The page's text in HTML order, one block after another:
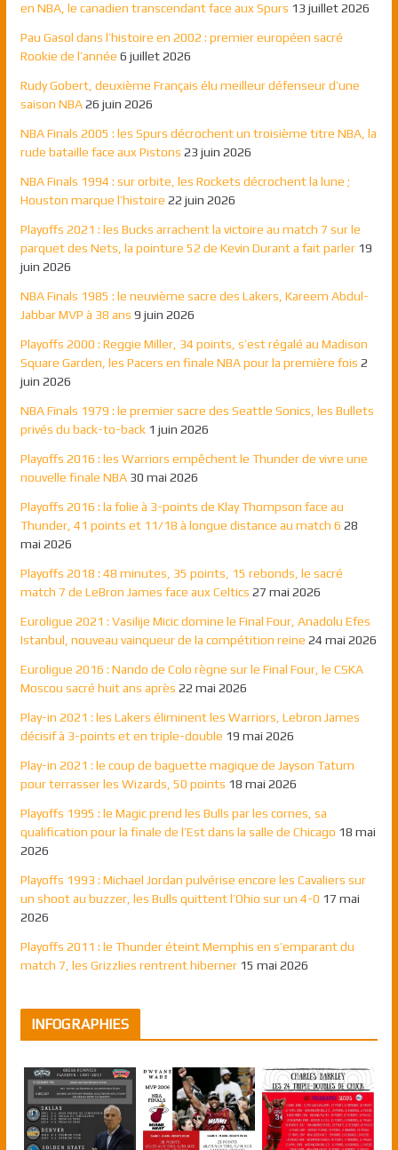
en NBA, le canadien transcendant face aux Spurs 13 juillet 2026
Pau Gasol dans l’histoire en 2002 : premier européen sacré
Rookie de l’année 6 juillet 2026
Rudy Gobert, deuxième Français élu meilleur défenseur d’une
saison NBA 26 juin 2026
NBA Finals 2005 : les Spurs décrochent un troisième titre NBA, la
rude bataille face aux Pistons 23 juin 2026
NBA Finals 1994 : sur orbite, les Rockets décrochent la lune ;
Houston marque l’histoire 22 juin 2026
Playoffs 2021 : les Bucks arrachent la victoire au match 7 sur le
parquet des Nets, la pointure 52 de Kevin Durant a fait parler 19
juin 2026
NBA Finals 1985 : le neuvième sacre des Lakers, Kareem Abdul-
Jabbar MVP à 38 ans 9 juin 2026
Playoffs 2000 : Reggie Miller, 34 points, s’est régalé au Madison
Square Garden, les Pacers en finale NBA pour la première fois 2
juin 2026
NBA Finals 1979 : le premier sacre des Seattle Sonics, les Bullets
privés du back-to-back 1 juin 2026
Playoffs 2016 : les Warriors empêchent le Thunder de vivre une
nouvelle finale NBA 30 mai 2026
Playoffs 2016 : la folie à 3-points de Klay Thompson face au
Thunder, 41 points et 11/18 à longue distance au match 6 28
mai 2026
Playoffs 2018 : 48 minutes, 35 points, 15 rebonds, le sacré
match 7 de LeBron James face aux Celtics 27 mai 2026
Euroligue 2021 : Vasilije Micic domine le Final Four, Anadolu Efes
Istanbul, nouveau vainqueur de la compétition reine 24 mai 2026
Euroligue 2016 : Nando de Colo règne sur le Final Four, le CSKA
Moscou sacré huit ans après 22 mai 2026
Play-in 2021 : les Lakers éliminent les Warriors, Lebron James
décisif à 3-points et en triple-double 19 mai 2026
Play-in 2021 : le coup de baguette magique de Jayson Tatum
pour terrasser les Wizards, 50 points 18 mai 2026
Playoffs 1995 : le Magic prend les Bulls par les cornes, sa
qualification pour la finale de l’Est dans la salle de Chicago 18 mai
2026
Playoffs 1993 : Michael Jordan pulvérise encore les Cavaliers sur
un shoot au buzzer, les Bulls quittent l’Ohio sur un 4-0 17 mai
2026
Playoffs 2011 : le Thunder éteint Memphis en s’emparant du
match 7, les Grizzlies rentrent hiberner 15 mai 2026
INFOGRAPHIES